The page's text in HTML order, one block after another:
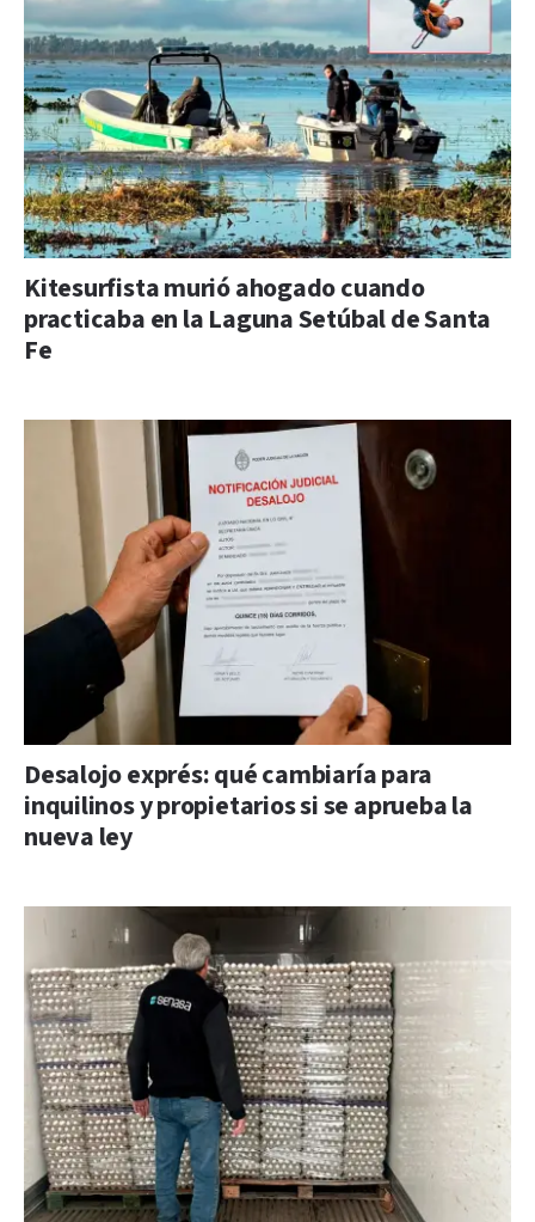
Kitesurfista murió ahogado cuando
practicaba en la Laguna Setúbal de Santa
Fe
Desalojo exprés: qué cambiaría para
inquilinos y propietarios si se aprueba la
nueva ley